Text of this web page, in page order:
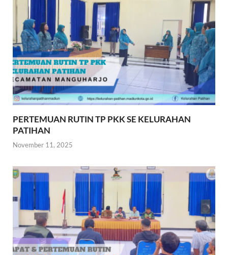
PERTEMUAN RUTIN TP PKK SE KELURAHAN
PATIHAN
November 11, 2025